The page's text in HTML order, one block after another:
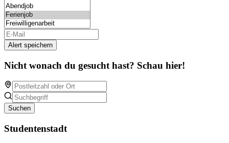
Alert speichern
Nicht wonach du gesucht hast? Schau hier!
Suchen
Studentenstadt